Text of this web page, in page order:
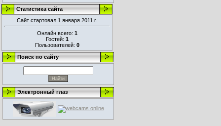
Статистика сайта
Сайт стартовал 1 января 2011 г.
Онлайн всего: 1
Гостей: 1
Пользователей: 0
Поиск по сайту
Электронный глаз